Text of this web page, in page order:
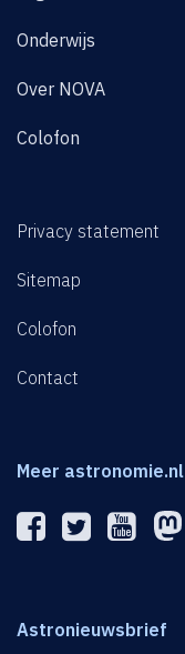
Onderwijs
Over NOVA
Colofon
Privacy statement
Sitemap
Colofon
Contact
Meer astronomie.nl
Astronieuwsbrief